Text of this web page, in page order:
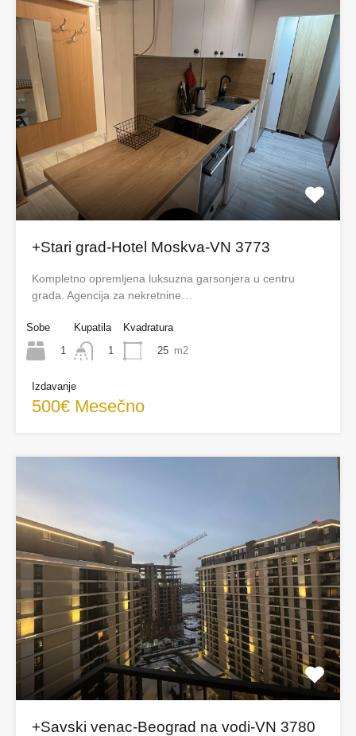
+Stari grad-Hotel Moskva-VN 3773
Kompletno opremljena luksuzna garsonjera u centru
grada. Agencija za nekretnine…
Sobe
1
Kupatila
1
Kvadratura
25 m2
Izdavanje
500€ Mesečno
+Savski venac-Beograd na vodi-VN 3780